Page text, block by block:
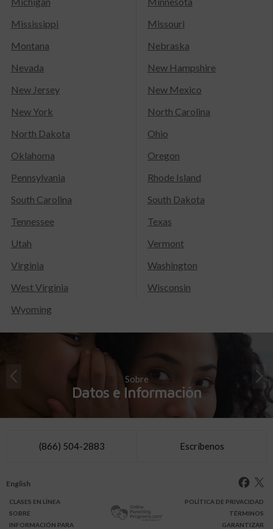
Mississippi
Missouri
Montana
Nebraska
Nevada
New Hampshire
New Jersey
New Mexico
New York
North Carolina
North Dakota
Ohio
Oklahoma
Oregon
Pennsylvania
Rhode Island
South Carolina
South Dakota
Tennessee
Texas
Utah
Vermont
Virginia
Washington
West Virginia
Wisconsin
Wyoming
Sobre
Datos e Información
(866) 504-2883 Escríbenos
English
CLASES EN LÍNEA
SOBRE
INFORMACIÓN PARA
POLÍTICA DE PRIVACIDAD
TÉRMINOS
GARANTIZAR